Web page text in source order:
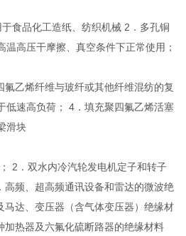
食品化工造纸、纺织机械 2．多孔铜
高压干摩擦、真空条件下正常使用；
乙烯纤维与玻纤或其他纤维混纺的复
低速高负荷； 4．填充聚四氟乙烯活塞
滑块
2．双水内冷汽轮发电机定子和转子
高频、超高频通讯设备和雷达的微波绝
马达、变压器（含气体变压器）绝缘材
加热器及六氟化硫断路器的绝缘材料